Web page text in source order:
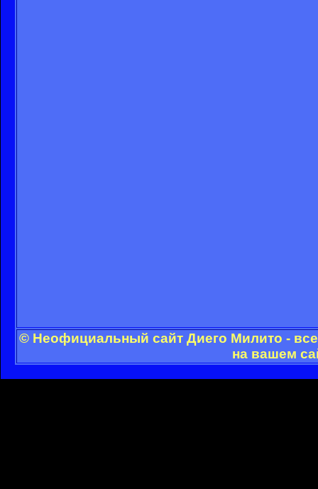
© Неофициальный сайт Диего Милито -
на вашем